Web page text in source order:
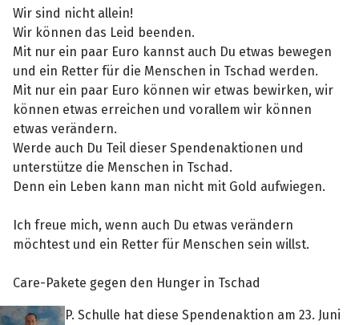
Wir sind nicht allein!
Wir können das Leid beenden.
Mit nur ein paar Euro kannst auch Du etwas bewegen
und ein Retter für die Menschen in Tschad werden.
Mit nur ein paar Euro können wir etwas bewirken, wir
können etwas erreichen und vorallem wir können
etwas verändern.
Werde auch Du Teil dieser Spendenaktionen und
unterstütze die Menschen in Tschad.
Denn ein Leben kann man nicht mit Gold aufwiegen.
Ich freue mich, wenn auch Du etwas verändern
möchtest und ein Retter für Menschen sein willst.
Care-Pakete gegen den Hunger in Tschad
P. Schulle hat diese Spendenaktion am 23. Juni